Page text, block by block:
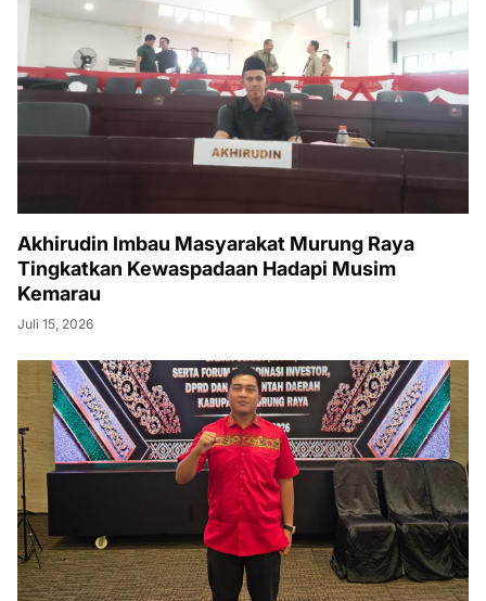
Akhirudin Imbau Masyarakat Murung Raya
Tingkatkan Kewaspadaan Hadapi Musim
Kemarau
Juli 15, 2026